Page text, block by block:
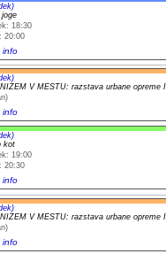
joge
18:30
20:00
info
V MESTU: razstava urbane opreme
info
kot
19:00
20:30
info
V MESTU: razstava urbane opreme
info